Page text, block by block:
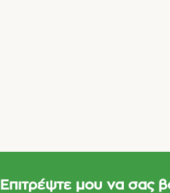
Επιτρέψτε μου να σας